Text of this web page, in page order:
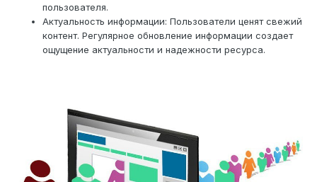
пользователя.
Актуальность информации: Пользователи ценят свежий
контент. Регулярное обновление информации создает
ощущение актуальности и надежности ресурса.